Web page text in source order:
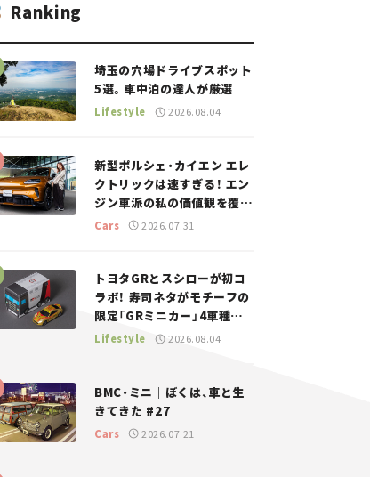
Ranking
埼玉の穴場ドライブスポット
5選。車中泊の達人が厳選
Lifestyle 2026.08.04
新型ポルシェ・カイエン エレ
クトリックは速すぎる！ エン
ジン車派の私の価値観を覆し
た、新しいポルシェの走り。
Cars 2026.07.31
トヨタGRとスシローが初コ
ラボ！ 寿司ネタがモチーフの
限定「GRミニカー」4車種が
登場。入手方法は？【クルマ
Lifestyle 2026.08.04
BMC・ミニ｜ぼくは、車と生
きてきた #27
Cars 2026.07.21